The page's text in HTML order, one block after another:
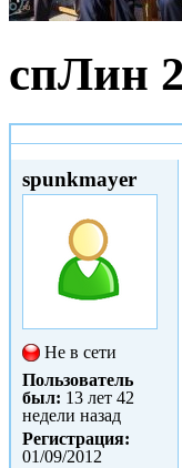
спЛин
spunkmayer
Не в сети
Пользователь
был: 13 лет 42
недели назад
Регистрация:
01/09/2012